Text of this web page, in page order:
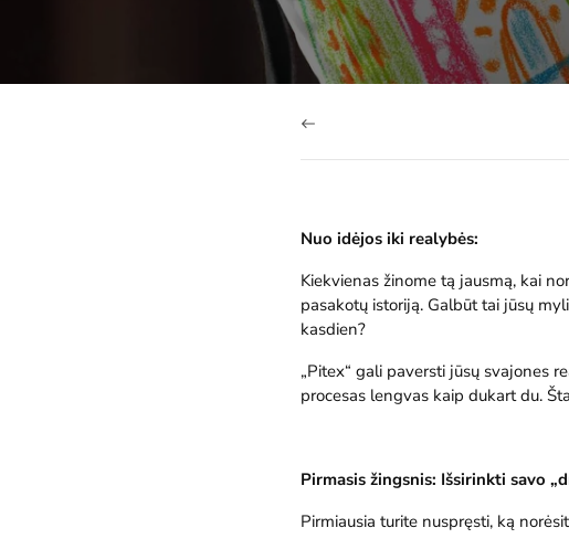
Nuo idėjos iki realybės:
Kiekvienas žinome tą jausmą, kai
pasakotų istoriją. Galbūt tai jūsų
kasdien?
„Pitex“ gali paversti jūsų svajones
procesas lengvas kaip dukart du.
Pirmasis žingsnis: Išsirinkti savo
Pirmiausia turite nuspręsti, ką